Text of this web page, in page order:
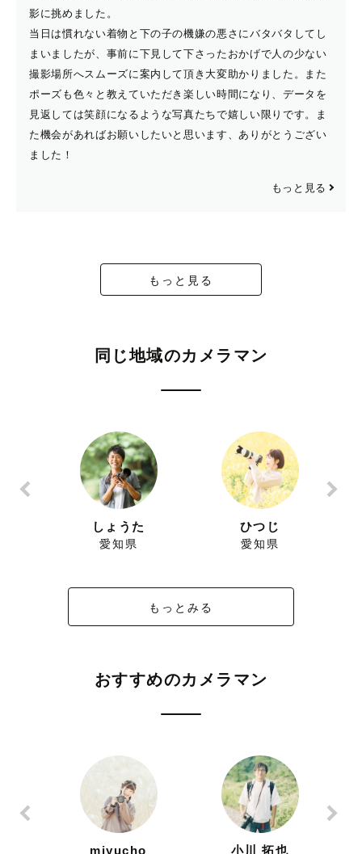
影に挑めました。
当日は慣れない着物と下の子の機嫌の悪さにバタバタしてし
まいましたが、事前に下見して下さったおかげで人の少ない
撮影場所へスムーズに案内して頂き大変助かりました。また
ポーズも色々と教えていただき楽しい時間になり、データを
見返しては笑顔になるような写真たちで嬉しい限りです。ま
た機会があればお願いしたいと思います、ありがとうござい
ました！
もっと見る
もっと見る
同じ地域のカメラマン
しょうた
愛知県
ひつじ
愛知県
もっとみる
おすすめのカメラマン
miyucho 小川 拓也